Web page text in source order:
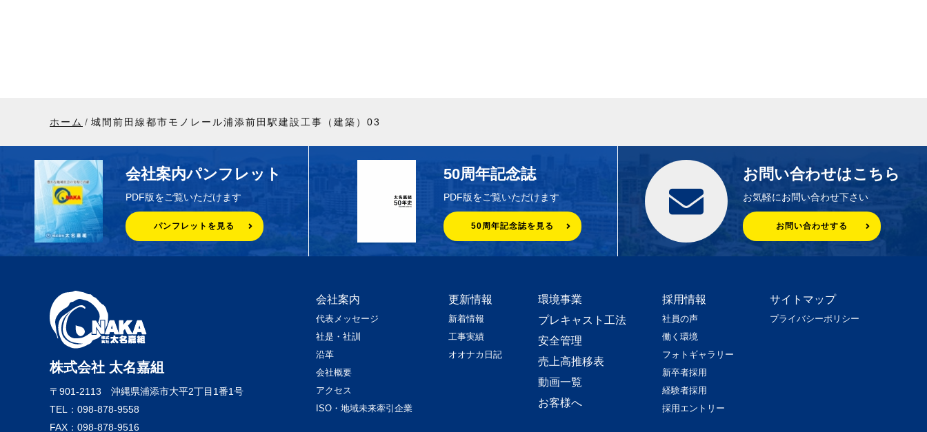
ホーム 城間前田線都市モノレール浦添前田駅建設工事（建築）03
会社案内パンフレット
PDF版をご覧いただけます
パンフレットを見る
50周年記念誌
PDF版をご覧いただけます
50周年記念誌を見る
お問い合わせはこちら
お気軽にお問い合わせ下さい
お問い合わせする
株式会社 太名嘉組
〒901-2113 沖縄県浦添市大平2丁目1番1号
TEL：098-878-9558
FAX：098-878-9516
会社案内
代表メッセージ
社是・社訓
沿革
会社概要
アクセス
ISO・地域未来牽引企業
更新情報
新着情報
工事実績
オオナカ日記
環境事業
プレキャスト工法
安全管理
売上高推移表
動画一覧
お客様へ
採用情報
社員の声
働く環境
フォトギャラリー
新卒者採用
経験者採用
採用エントリー
サイトマップ
プライバシーポリシー